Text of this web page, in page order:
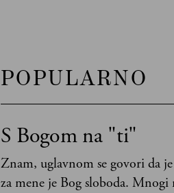
POPULARNO
S Bogom na "ti"
Znam, uglavnom se govori da
za mene je Bog sloboda. Mnogi